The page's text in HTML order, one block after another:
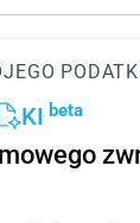
KI beta